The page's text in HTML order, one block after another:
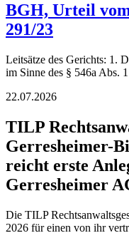
BGH, Urteil
291/23
Leitsätze des Gerichts: 1.
im Sinne des § 546a Abs.
22.07.2026
TILP
Gerresheimer-
reicht erste
Gerresheimer
Die TILP
2026 für einen von ihr